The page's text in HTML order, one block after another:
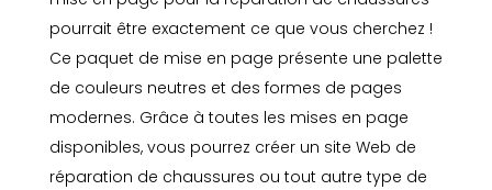
pourrait être exactement ce que vous cherchez !
Ce paquet de mise en page présente une palette
de couleurs neutres et des formes de pages
modernes. Grâce à toutes les mises en page
disponibles, vous pourrez créer un site Web de
réparation de chaussures ou tout autre type de